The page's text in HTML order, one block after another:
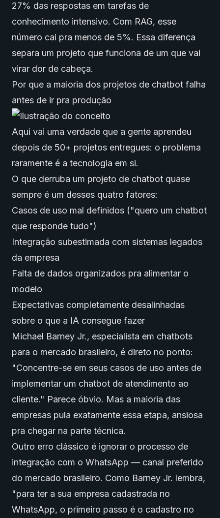
27% das respostas em tarefas de
conhecimento intensivo. Com RAG, esse
número cai pra menos de 5%. Essa diferença
separa um projeto que funciona de um que vai
virar dor de cabeça.
Por que a maioria dos projetos de chatbot falha
antes de ir pra produção
Aqui vai uma verdade que a gente aprendeu
depois de 50+ projetos entregues: o problema
raramente é a tecnologia em si.
O que derruba um projeto de chatbot quase
sempre é um desses quatro fatores:
Casos de uso mal definidos ("quero um chatbot
que responde tudo")
Integração subestimada com sistemas legados
da empresa
Falta de dados organizados pra alimentar o
modelo
Expectativas completamente desalinhadas
sobre o que a IA consegue fazer
Michael Barney Jr., especialista em chatbots
para o mercado brasileiro, é direto no ponto:
"Concentre-se em seus casos de uso antes de
implementar um chatbot de atendimento ao
cliente." Parece óbvio. Mas a maioria das
empresas pula exatamente essa etapa, ansiosa
pra chegar na parte técnica.
Outro erro clássico é ignorar o processo de
integração com o WhatsApp — canal preferido
do mercado brasileiro. Como Barney Jr. lembra,
"para ter a sua empresa cadastrada no
WhatsApp, o primeiro passo é o cadastro no